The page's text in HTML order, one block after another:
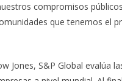
compromisos
que tenemos el
Jones, S&P Global evalúa